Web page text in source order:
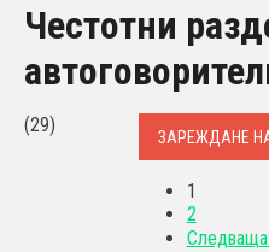
Честотни
(29)
ЗАРЕЖДАНЕ
1
2
Следваща